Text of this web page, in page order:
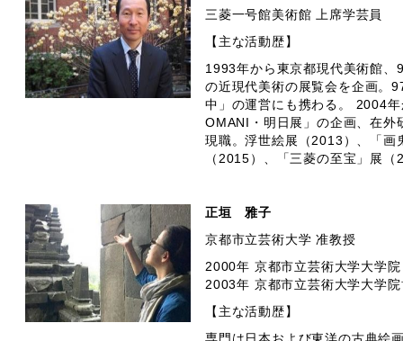
三菱一号館美術館 上席学芸員
【主な活動歴】
1993年から東京都現代美術館、
の近現代美術の展覧会を企画。
中」の運営にも携わる。 2004
OMANI・明日展」の企画、在
現職。浮世絵展（2013）、「画
（2015）、「三菱の至宝」展
正垣 雅子
京都市立芸術大学 准教授
2000年 京都市立芸術大学大学
2003年 京都市立芸術大学大学
【主な活動歴】